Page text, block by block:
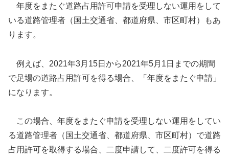
年度をまたぐ道路占用許可申請を受理しない運用をして
いる道路管理者（国土交通省、都道府県、市区町村）もあ
ります。
例えば、2021年3月15日から2021年5月1日までの期間
で足場の道路占用許可を得る場合、「年度をまたぐ申請」
になります。
この場合、年度をまたぐ申請を受理しない運用をしてい
る道路管理者（国土交通省、都道府県、市区町村）で道路
占用許可を取得する場合、二度申請して、二度許可を得る